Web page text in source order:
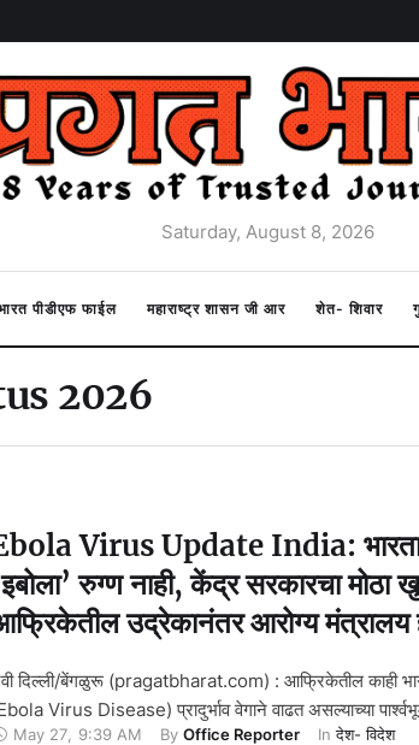
Saturday, August 8, 2026
पीडीएफ फाईल महाराष्ट्र शासन जी आर शेत- शिवार
2026
Virus Update India:
रुग्ण नाही, केंद्र सरकारचा मोठा
उद्रेकानंतर आरोग्य मंत्रालय
दिल्ली/बेंगळुरू (pragatbharat.com) : आफ्रिकेतील काही
Virus Disease) प्रादुर्भाव वेगाने वाढत असल्याच्या
May 27, 9:39 AM By Office Reporter In देश- विदेश